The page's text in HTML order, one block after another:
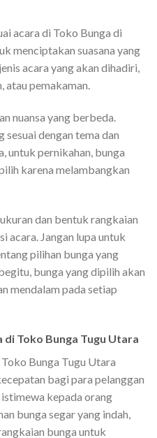
acara di Toko Bunga di
menciptakan suasana yang
acara yang akan dihadiri,
atau pemakaman.
nuansa yang berbeda.
sesuai dengan tema dan
untuk pernikahan, bunga
karena melambangkan
dan bentuk rangkaian
acara. Jangan lupa untuk
pilihan bunga yang
bunga yang dipilih akan
mendalam pada setiap
di Toko Bunga Tugu Utara
Bunga Tugu Utara
bagi para pelanggan
kepada orang
bunga segar yang indah,
bunga untuk